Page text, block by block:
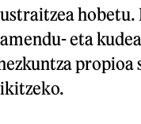
hobetu.
eta
propioa